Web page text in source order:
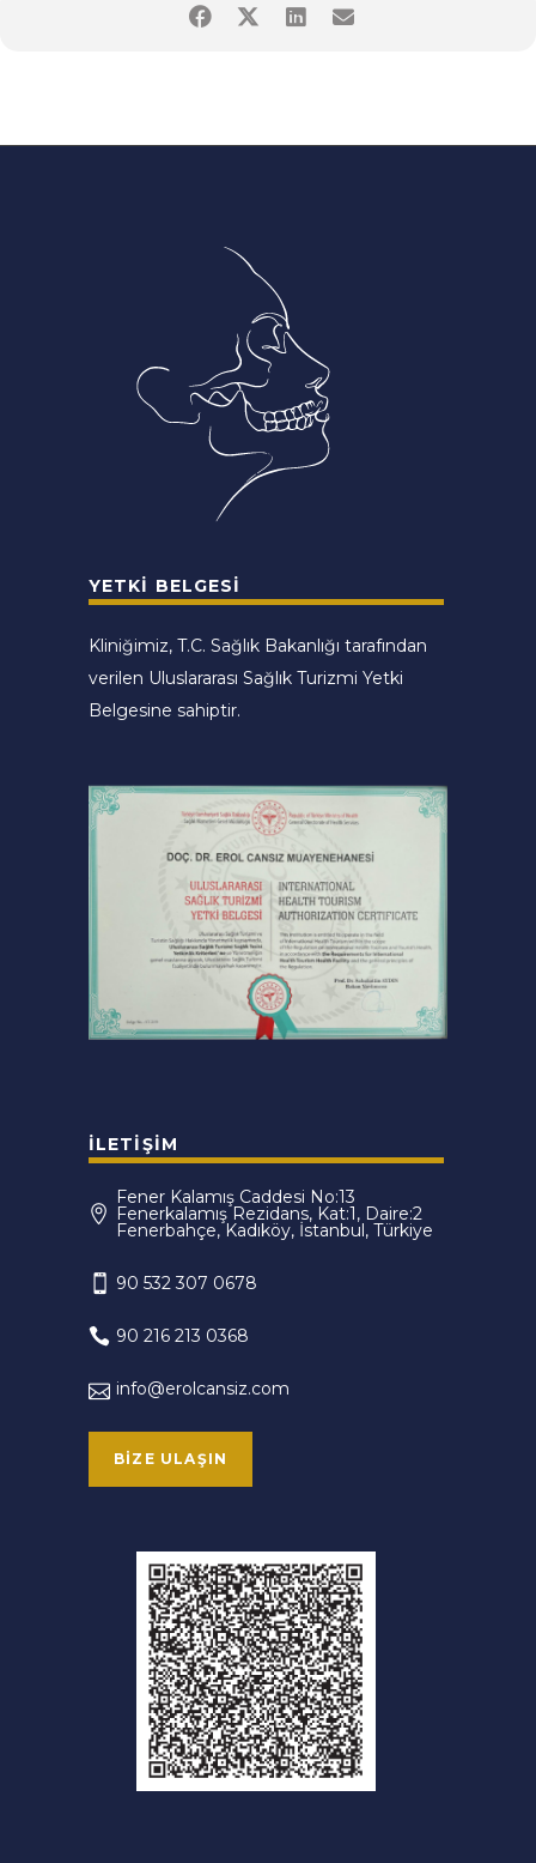
YETKI BELGESI
Kliniğimiz, T.C. Sağlık Bakanlığı tarafından
verilen Uluslararası Sağlık Turizmi Yetki
Belgesine sahiptir.
İLETIŞIM
Fener Kalamış Caddesi No:13
Fenerkalamış Rezidans, Kat:1, Daire:2
Fenerbahçe, Kadıköy, İstanbul, Türkiye
90 532 307 0678
90 216 213 0368
info@erolcansiz.com
BIZE ULAŞIN